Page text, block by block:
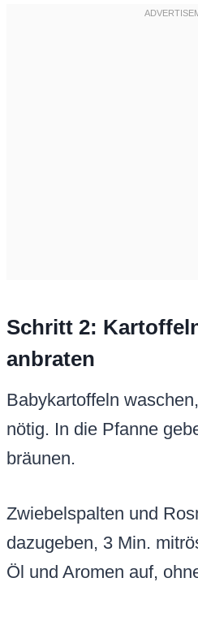
Schritt 2:
anbraten
Babykartoffeln
nötig. In die Pfanne
bräunen.
Zwiebelspalten und
dazugeben, 3 Min.
Öl und Aromen auf,